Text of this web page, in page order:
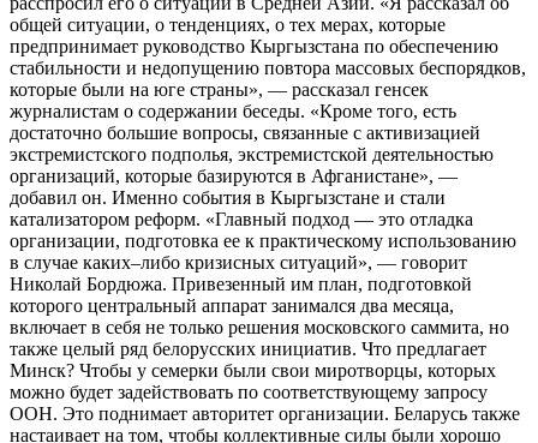
общей ситуации, о тенденциях, о тех мерах, которые
предпринимает руководство Кыргызстана по обеспечению
стабильности и недопущению повтора массовых беспорядков,
которые были на юге страны», — рассказал генсек
журналистам о содержании беседы. «Кроме того, есть
достаточно большие вопросы, связанные с активизацией
экстремистского подполья, экстремистской деятельностью
организаций, которые базируются в Афганистане», —
добавил он. Именно события в Кыргызстане и стали
катализатором реформ. «Главный подход — это отладка
организации, подготовка ее к практическому использованию
в случае каких–либо кризисных ситуаций», — говорит
Николай Бордюжа. Привезенный им план, подготовкой
которого центральный аппарат занимался два месяца,
включает в себя не только решения московского саммита, но
также целый ряд белорусских инициатив. Что предлагает
Минск? Чтобы у семерки были свои миротворцы, которых
можно будет задействовать по соответствующему запросу
ООН. Это поднимает авторитет организации. Беларусь также
настаивает на том, чтобы коллективные силы были хорошо